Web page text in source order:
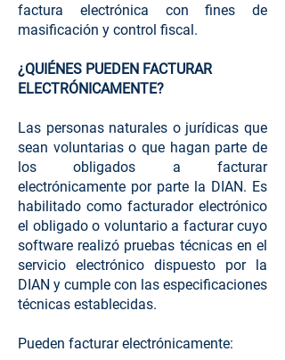
factura electrónica con fines de
masificación y control fiscal.
¿QUIÉNES PUEDEN FACTURAR
ELECTRÓNICAMENTE?
Las personas naturales o jurídicas que
sean voluntarias o que hagan parte de
los obligados a facturar
electrónicamente por parte la DIAN. Es
habilitado como facturador electrónico
el obligado o voluntario a facturar cuyo
software realizó pruebas técnicas en el
servicio electrónico dispuesto por la
DIAN y cumple con las especificaciones
técnicas establecidas.
Pueden facturar electrónicamente: